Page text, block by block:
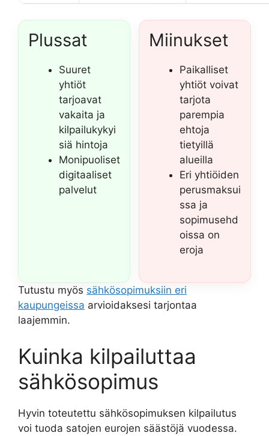
Plussat
Suuret
yhtiöt
tarjoavat
vakaita ja
kilpailukykyi
siä hintoja
Monipuoliset
digitaaliset
palvelut
Miinukset
Paikalliset
yhtiöt voivat
tarjota
parempia
ehtoja
tietyillä
alueilla
Eri yhtiöiden
perusmaksui
ssa ja
sopimusehd
oissa on
eroja
Tutustu myös sähkösopimuksiin eri
kaupungeissa arvioidaksesi tarjontaa
laajemmin.
Kuinka kilpailuttaa
sähkösopimus
Hyvin toteutettu sähkösopimuksen kilpailutus
voi tuoda satojen eurojen säästöjä vuodessa.